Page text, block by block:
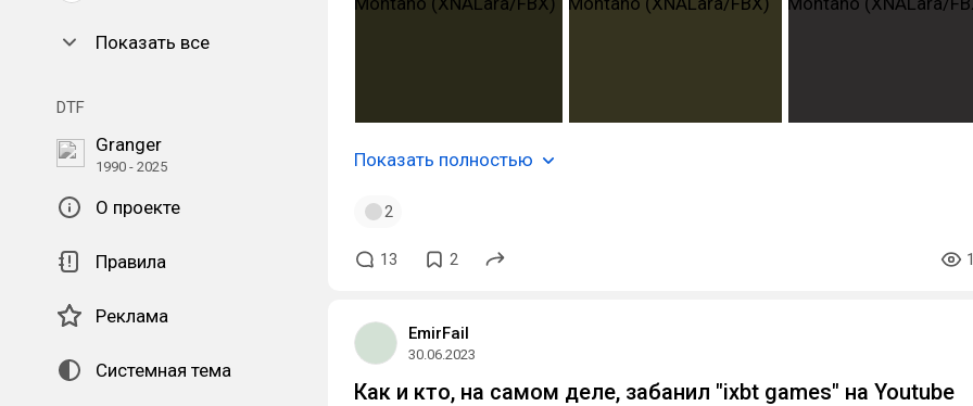
Показать все
DTF
Granger
1990 - 2025
О проекте
Правила
Реклама
Системная тема
Показать полностью
2
13 2
EmirFail
30.06.2023
Как и кто, на самом деле, забанил "ixbt games" на Youtube